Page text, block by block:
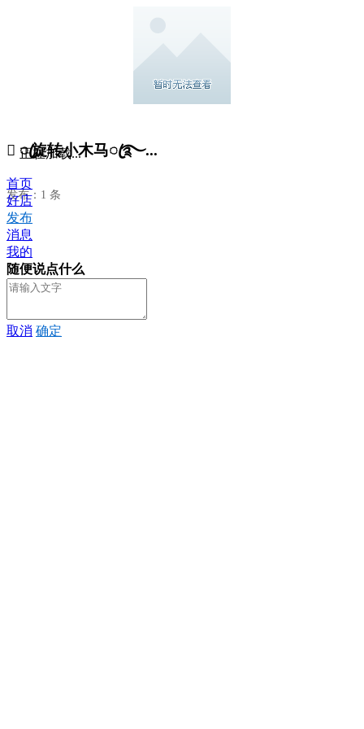
 ꦿ旋转小木马ꦿ࿐...
发布：1 条
正在加载...
首页
好店
发布
消息
我的
随便说点什么
取消 确定